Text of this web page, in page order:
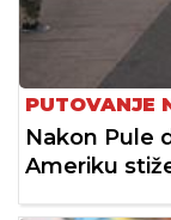
PUTOVANJE
Nakon Pule
Ameriku